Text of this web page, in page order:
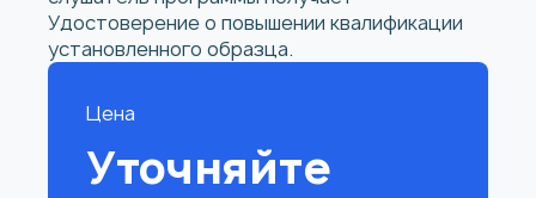
Удостоверение о повышении квалификации
установленного образца.
Цена
Уточняйте